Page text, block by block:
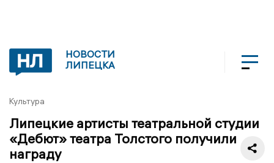
НОВОСТИ
ЛИПЕЦКА
Культура
Липецкие артисты театральной студии
«Дебют» театра Толстого получили
награду